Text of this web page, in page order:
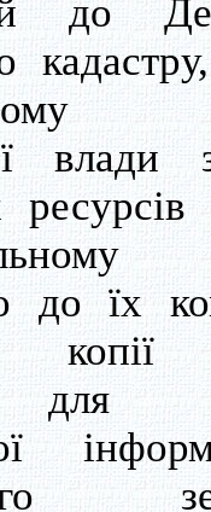
до
влади
до їх
копії
для